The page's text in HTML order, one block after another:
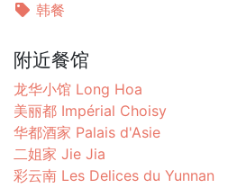
韩餐
附近餐馆
龙华小馆 Long Hoa
美丽都 Impérial Choisy
华都酒家 Palais d'Asie
二姐家 Jie Jia
彩云南 Les Delices du Yunnan